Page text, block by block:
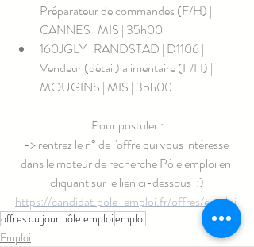
Préparateur de commandes (F/H) |
CANNES | MIS | 35h00
160JGLY | RANDSTAD | D1106 |
Vendeur (détail) alimentaire (F/H) |
MOUGINS | MIS | 35h00
Pour postuler :
-> rentrez le n° de l'offre qui vous intéresse
dans le moteur de recherche Pôle emploi en
cliquant sur le lien ci-dessous  :)
https://candidat.pole-emploi.fr/offres/emploi
offres du jour pôle emploiemploi
Emploi